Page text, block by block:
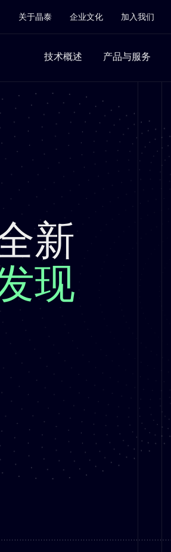
关于晶泰 企业文化 加入我们
技术概述 产品与服务
新
现